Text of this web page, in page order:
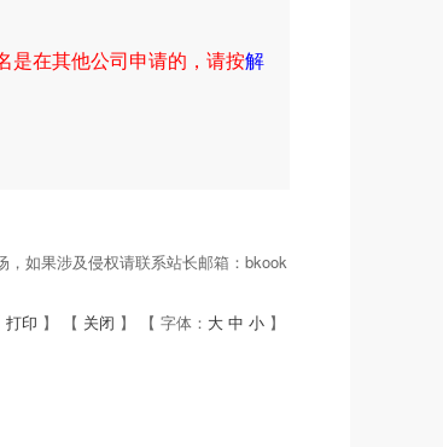
是在其他公司申请的，请按解
如果涉及侵权请联系站长邮箱：bkook
打印 】 【 关闭 】 【 字体： 大 中 小 】